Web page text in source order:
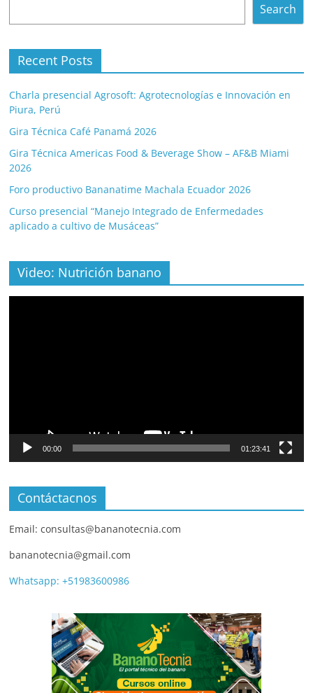
Search
Recent Posts
Charla presencial Agrosoft: Agrotecnologías e Innovación en
Piura, Perú
Gira Técnica Café Panamá 2026
Gira Técnica Americas Food & Beverage Show – AF&B Miami
2026
Foro productivo Bananatime Machala Ecuador 2026
Curso presencial “Manejo Integrado de Enfermedades
aplicado a cultivo de Musáceas”
Video: Nutrición banano
00:00 01:23:41
Contáctacnos
Email: consultas@bananotecnia.com
bananotecnia@gmail.com
Whatsapp: +51983600986